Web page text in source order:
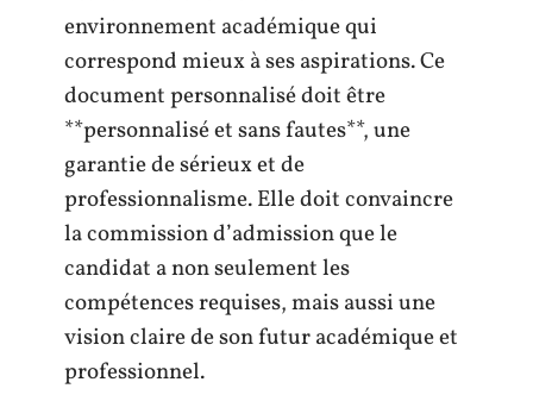
environnement académique qui
correspond mieux à ses aspirations. Ce
document personnalisé doit être
**personnalisé et sans fautes**, une
garantie de sérieux et de
professionnalisme. Elle doit convaincre
la commission d’admission que le
candidat a non seulement les
compétences requises, mais aussi une
vision claire de son futur académique et
professionnel.